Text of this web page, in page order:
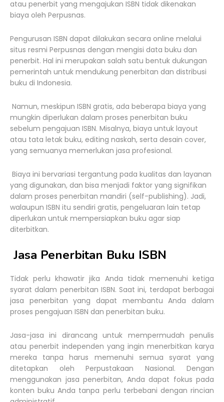
atau penerbit yang mengajukan ISBN tidak dikenakan
biaya oleh Perpusnas.
Pengurusan ISBN dapat dilakukan secara online melalui
situs resmi Perpusnas dengan mengisi data buku dan
penerbit. Hal ini merupakan salah satu bentuk dukungan
pemerintah untuk mendukung penerbitan dan distribusi
buku di Indonesia.
Namun, meskipun ISBN gratis, ada beberapa biaya yang
mungkin diperlukan dalam proses penerbitan buku
sebelum pengajuan ISBN. Misalnya, biaya untuk layout
atau tata letak buku, editing naskah, serta desain cover,
yang semuanya memerlukan jasa profesional.
Biaya ini bervariasi tergantung pada kualitas dan layanan
yang digunakan, dan bisa menjadi faktor yang signifikan
dalam proses penerbitan mandiri (self-publishing). Jadi,
walaupun ISBN itu sendiri gratis, pengeluaran lain tetap
diperlukan untuk mempersiapkan buku agar siap
diterbitkan.
Jasa Penerbitan Buku ISBN
Tidak perlu khawatir jika Anda tidak memenuhi ketiga
syarat dalam penerbitan ISBN. Saat ini, terdapat berbagai
jasa penerbitan yang dapat membantu Anda dalam
proses pengajuan ISBN dan penerbitan buku.
Jasa-jasa ini dirancang untuk mempermudah penulis
atau penerbit independen yang ingin menerbitkan karya
mereka tanpa harus memenuhi semua syarat yang
ditetapkan oleh Perpustakaan Nasional. Dengan
menggunakan jasa penerbitan, Anda dapat fokus pada
konten buku Anda tanpa perlu terbebani dengan rincian